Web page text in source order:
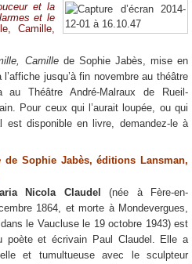
et la
et le
Camille,
Camille de Sophie Jabès, mise en
jusqu’à fin novembre au théâtre
Théâtre André-Malraux de Rueil-
Pour ceux qui l’aurait loupée, ou qui
est disponible en livre, demandez-le à
de Sophie Jabès, éditions Lansman,
Nicola Claudel
(née à Fère-en-
1864, et morte à Mondevergues,
le Vaucluse le 19 octobre 1943) est
poète et écrivain Paul Claudel. Elle a
et tumultueuse avec le sculpteur